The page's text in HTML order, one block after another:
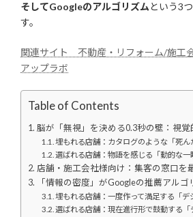
そしてGoogleのアルゴリズムという3
す。
関連サイト 不動産・リフォーム/施工
アップラボ
Table of Contents
脳が「無視」を決める0.3秒の壁：視覚
埋もれる店舗：カタログのような「死ん
選ばれる店舗：物語を感じる「動的な一
店舗・施工会社様向け：集客の窓口を
「情報の密度」がGoogleの推薦アル
埋もれる店舗：一度作って満足する「デ
選ばれる店舗：現在進行形で鼓動する「